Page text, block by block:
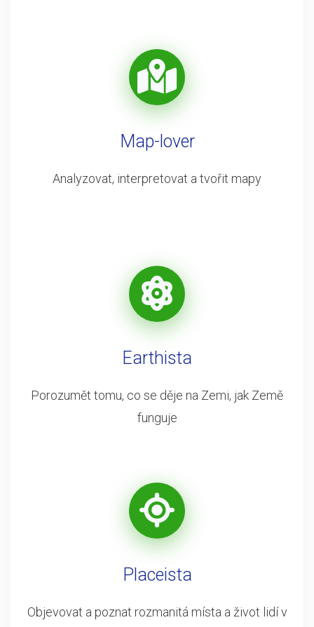
Map-lover
Analyzovat, interpretovat a tvořit mapy
Earthista
Porozumět tomu, co se děje na Zemi, jak Země
funguje
Placeista
Objevovat a poznat rozmanitá místa a život lidí v